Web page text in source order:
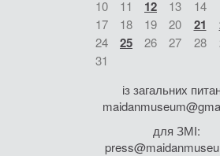
10
11 12 13 14
17
18 19 20 21
24
25 26 27 28
31
із загальних
для ЗМІ: